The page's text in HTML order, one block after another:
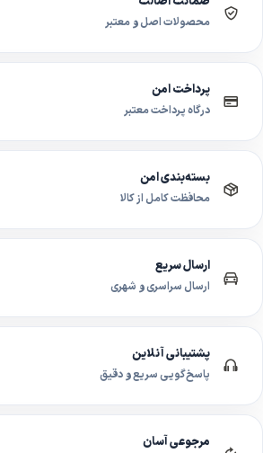
محصولات اصل و معتبر
پرداخت امن
درگاه پرداخت معتبر
بسته‌بندی امن
محافظت کامل از کالا
ارسال سریع
ارسال سراسری و شهری
پشتیبانی آنلاین
پاسخ‌گویی سریع و دقیق
مرجوعی آسان